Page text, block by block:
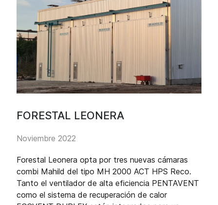
FORESTAL LEONERA
Noviembre 2022
Forestal Leonera opta por tres nuevas cámaras
combi Mahild del tipo MH 2000 ACT HPS Reco.
Tanto el ventilador de alta eficiencia PENTAVENT
como el sistema de recuperación de calor